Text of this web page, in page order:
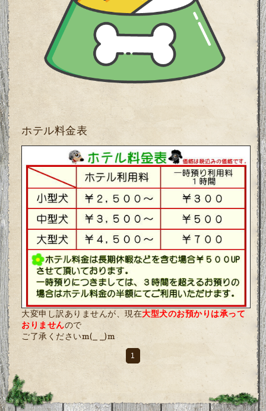
ホテル料金表
大変申し訳ありませんが、現在大型犬のお預かりは承って
おりませんので
ご了承くださいm(_ _)m
1